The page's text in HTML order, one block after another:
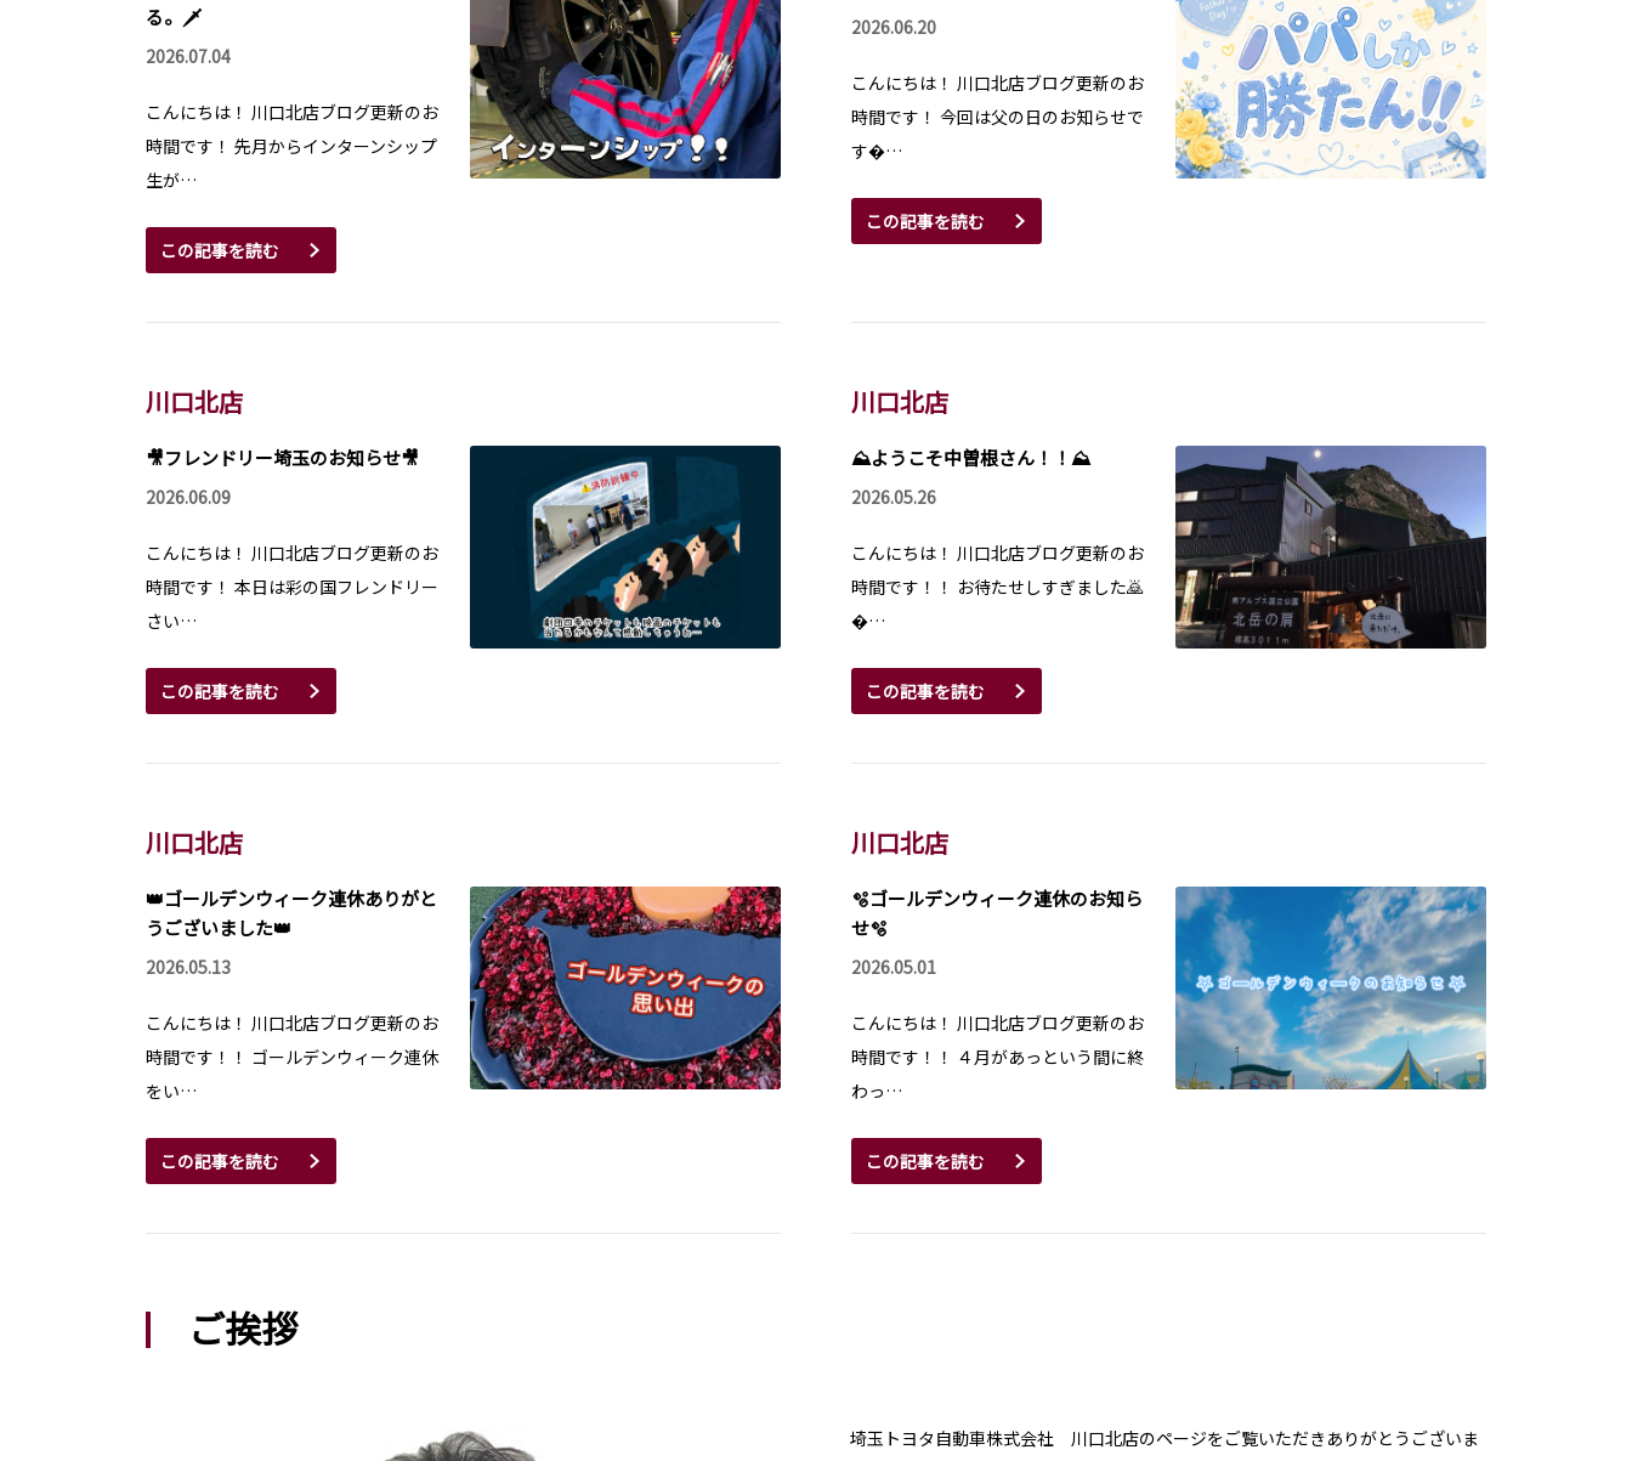
る。🗡️
2026.07.04
こんにちは！ 川口北店ブログ更新のお
時間です！ 先月からインターンシップ
生が…
この記事を読む
2026.06.20
こんにちは！ 川口北店ブログ更新のお
時間です！ 今回は父の日のお知らせで
す…
この記事を読む
川口北店
🎥フレンドリー埼玉のお知らせ🎥
2026.06.09
こんにちは！ 川口北店ブログ更新のお
時間です！ 本日は彩の国フレンドリー
さい…
この記事を読む
川口北店
⛰️ようこそ中曽根さん！！⛰️
2026.05.26
こんにちは！ 川口北店ブログ更新のお
時間です！！ お待たせしすぎました🙇
…
この記事を読む
川口北店
👑ゴールデンウィーク連休ありがと
うございました👑
2026.05.13
こんにちは！ 川口北店ブログ更新のお
時間です！！ ゴールデンウィーク連休
をい…
この記事を読む
川口北店
🫧ゴールデンウィーク連休のお知ら
せ🫧
2026.05.01
こんにちは！ 川口北店ブログ更新のお
時間です！！ ４月があっという間に終
わっ…
この記事を読む
ご挨拶
埼玉トヨタ自動車株式会社 川口北店のページをご覧いただきありがとうございま